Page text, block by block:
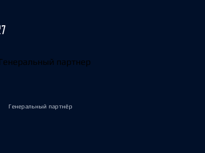
Генеральный партнёр